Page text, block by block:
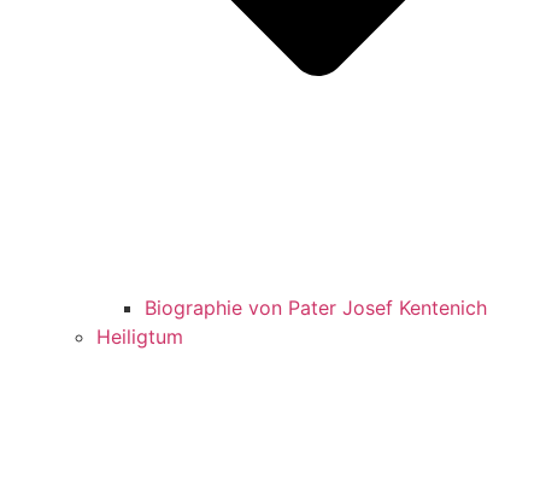
Biographie von Pater Josef Kentenich
Heiligtum